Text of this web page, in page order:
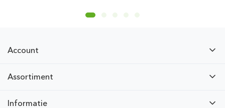
Account
Assortiment
Informatie